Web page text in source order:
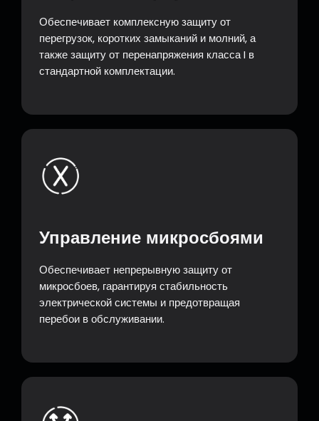
Обеспечивает комплексную защиту от
перегрузок, коротких замыканий и молний, а
также защиту от перенапряжения класса I в
стандартной комплектации.
Управление микросбоями
Обеспечивает непрерывную защиту от
микросбоев, гарантируя стабильность
электрической системы и предотвращая
перебои в обслуживании.